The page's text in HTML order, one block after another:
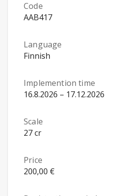
Code
AAB417
Language
Finnish
Implemention time
16.8.2026 – 17.12.2026
Scale
27 cr
Price
200,00 €